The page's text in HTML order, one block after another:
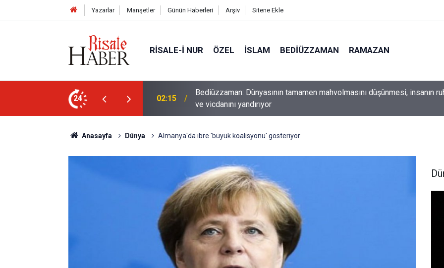
Yazarlar Manşetler Günün Haberleri Arşiv Sitene Ekle
RISALE-I NUR ÖZEL İSLAM BEDIÜZZAMAN RAMAZAN
24
mahvolmasını düşünmesi, insanın ruhunu
01:45 Paçalarını yerde sürünmeyecek şekilde yukarıda tut
Anasayfa Dünya Almanya'da ibre 'büyük koalisyonu' gösteriyor